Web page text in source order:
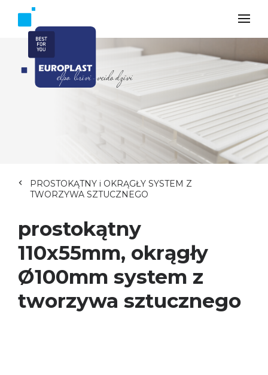
PROSTOKĄTNY i OKRĄGŁY SYSTEM Z
TWORZYWA SZTUCZNEGO
prostokątny
110x55mm, okrągły
Ø100mm system z
tworzywa sztucznego